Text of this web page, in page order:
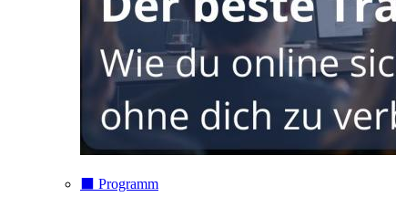
⬛️ Programm